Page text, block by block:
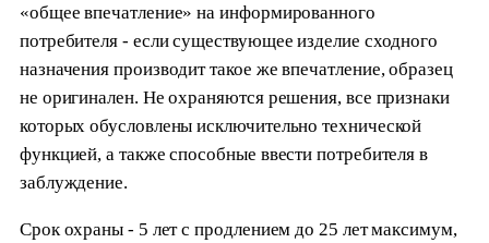
«общее впечатление» на информированного
потребителя - если существующее изделие сходного
назначения производит такое же впечатление, образец
не оригинален. Не охраняются решения, все признаки
которых обусловлены исключительно технической
функцией, а также способные ввести потребителя в
заблуждение.
Срок охраны - 5 лет с продлением до 25 лет максимум,